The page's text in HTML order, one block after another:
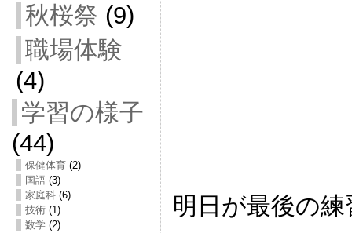
秋桜祭 (9)
職場体験
(4)
学習の様子
(44)
保健体育(2)
国語(3)
家庭科(6)
技術(1)
数学(2)
明日が最後の